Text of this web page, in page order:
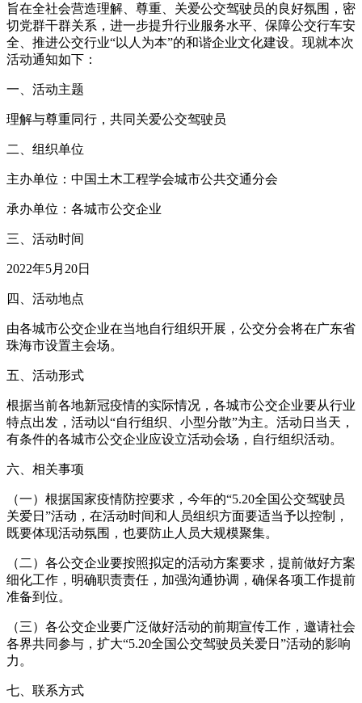
旨在全社会营造理解、尊重、关爱公交驾驶员的良好氛围，密
切党群干群关系，进一步提升行业服务水平、保障公交行车安
全、推进公交行业“以人为本”的和谐企业文化建设。现就本次
活动通知如下：
一、活动主题
理解与尊重同行，共同关爱公交驾驶员
二、组织单位
主办单位：中国土木工程学会城市公共交通分会
承办单位：各城市公交企业
三、活动时间
2022年5月20日
四、活动地点
由各城市公交企业在当地自行组织开展，公交分会将在广东省
珠海市设置主会场。
五、活动形式
根据当前各地新冠疫情的实际情况，各城市公交企业要从行业
特点出发，活动以“自行组织、小型分散”为主。活动日当天，
有条件的各城市公交企业应设立活动会场，自行组织活动。
六、相关事项
（一）根据国家疫情防控要求，今年的“5.20全国公交驾驶员
关爱日”活动，在活动时间和人员组织方面要适当予以控制，
既要体现活动氛围，也要防止人员大规模聚集。
（二）各公交企业要按照拟定的活动方案要求，提前做好方案
细化工作，明确职责责任，加强沟通协调，确保各项工作提前
准备到位。
（三）各公交企业要广泛做好活动的前期宣传工作，邀请社会
各界共同参与，扩大“5.20全国公交驾驶员关爱日”活动的影响
力。
七、联系方式